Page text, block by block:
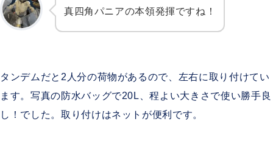
真四角パニアの本領発揮ですね！
タンデムだと2人分の荷物があるので、左右に取り付けてい
ます。写真の防水バッグで20L、程よい大きさで使い勝手良
し！でした。取り付けはネットが便利です。